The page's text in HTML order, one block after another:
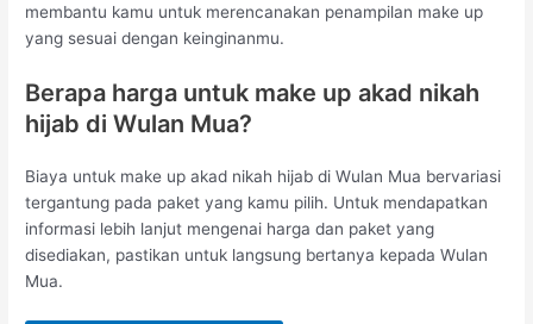
membantu kamu untuk merencanakan penampilan make up
yang sesuai dengan keinginanmu.
Berapa harga untuk make up akad nikah
hijab di Wulan Mua?
Biaya untuk make up akad nikah hijab di Wulan Mua bervariasi
tergantung pada paket yang kamu pilih. Untuk mendapatkan
informasi lebih lanjut mengenai harga dan paket yang
disediakan, pastikan untuk langsung bertanya kepada Wulan
Mua.